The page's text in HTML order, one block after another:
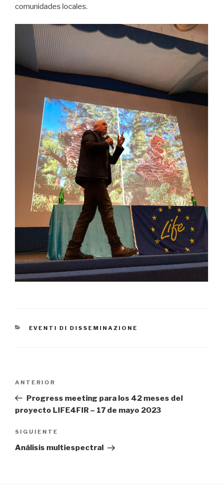
comunidades locales.
CATEGORÍAS
EVENTI DI DISSEMINAZIONE
entradas
Entrada
anterior:
ANTERIOR
Progress meeting para los 42 meses del
proyecto LIFE4FIR – 17 de mayo 2023
Siguiente
entrada
SIGUIENTE
Análisis multiespectral